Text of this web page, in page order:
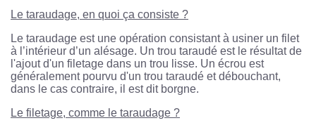
Le taraudage, en quoi ça consiste ?
Le taraudage est une opération consistant à usiner un filet
à l’intérieur d’un alésage. Un trou taraudé est le résultat de
l'ajout d'un filetage dans un trou lisse. Un écrou est
généralement pourvu d'un trou taraudé et débouchant,
dans le cas contraire, il est dit borgne.
Le filetage, comme le taraudage ?